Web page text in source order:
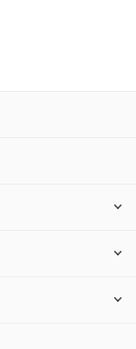
/
/ FS-1030MFP /